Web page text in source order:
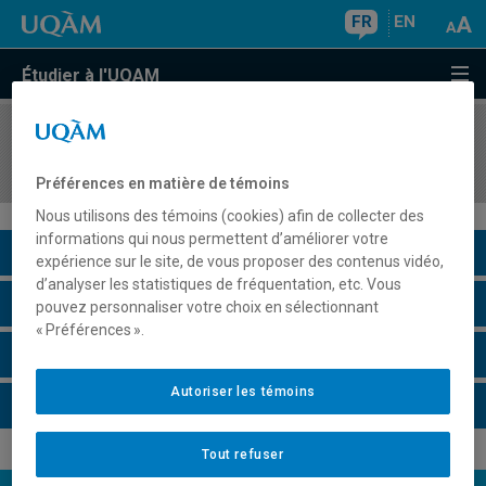
FR EN
Étudier à l'UQAM
COURS//
Description du cours
Horaire - Été 2026
Préférences en matière de témoins
Nous utilisons des témoins (cookies) afin de collecter des
informations qui nous permettent d’améliorer votre
expérience sur le site, de vous proposer des contenus vidéo,
d’analyser les statistiques de fréquentation, etc. Vous
pouvez personnaliser votre choix en sélectionnant
« Préférences ».
Tout refuser
Autoriser les témoins